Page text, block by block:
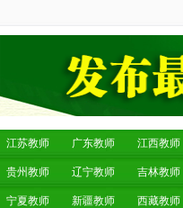
江苏教师 广东教师 江西教师
贵州教师 辽宁教师 吉林教师
宁夏教师 新疆教师 西藏教师